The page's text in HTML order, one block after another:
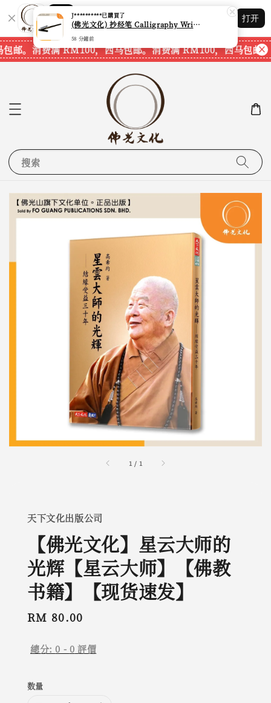
Shopping: 追踪您的订单
您信赖的商店
打开
邮。 消费满 RM100，西马包邮。消费满 RM100，西马包邮。
搜索
1 / 1
天下文化出版公司
【佛光文化】星云大师的
光辉【星云大师】【佛教
书籍】【现货速发】
Regular
RM 80.00
總分:0 - 0 評價
数量
J**********已購買了
(佛光文化) 抄经笔 Calligraphy Writing Pen CP70 现货速发
58 分鐘前